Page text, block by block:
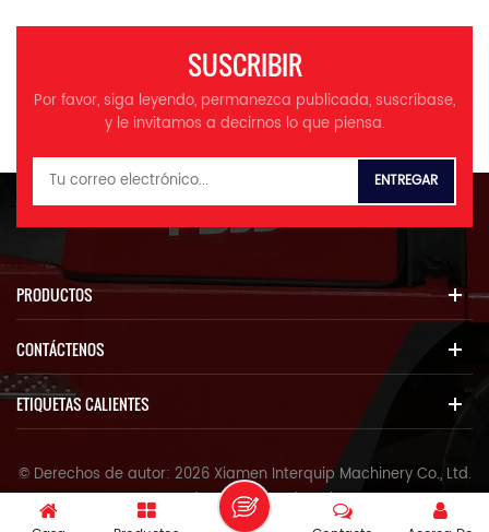
hidráulicos, sistemas de
accesorios. Las marcas
cubiertas incluyen, pero no se
limitan a XCMG, LIUGGNG,
XGMA, Jingong, Lonking, etc.
Por favor enumere el Nombre
del producto, modelo, número
requeridasa nosotros de
acuerdo a su necesidades.
Nosotros nosotros Le
proporcionará servicios
competitivos
SUSCRIBIR
Por favor, siga leyendo, permanezca publicada, suscríbase,
y le invitamos a decirnos lo que piensa.
PRODUCTOS
CONTÁCTENOS
ETIQUETAS CALIENTES
© Derechos de autor: 2026 Xiamen Interquip Machinery Co., Ltd.
Reservados todos los derechos.